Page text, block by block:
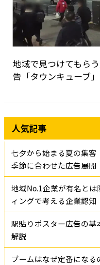
地域で見つけてもら
告「タウンキューブ
人気記事
七夕から始まる夏の集
季節に合わせた広告展開
地域No.1企業が有名と
ィングで考える企業認知
駅貼りポスター広告の
解説
ブームはなぜ定番にな